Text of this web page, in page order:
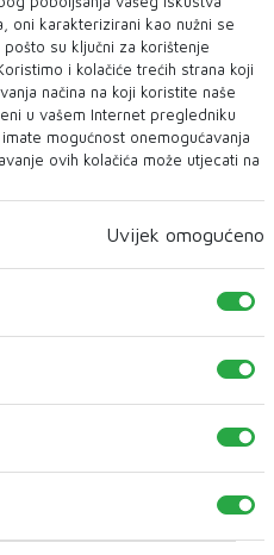
pročitajte
oni karakterizirani kao nužni se
su ključni za korištenje
i kolačiće trećih strana koji
načina na koji koristite naše
u vašem Internet pregledniku
mogućnost onemogućavanja
ovih kolačića može utjecati na
Uvijek omogućeno